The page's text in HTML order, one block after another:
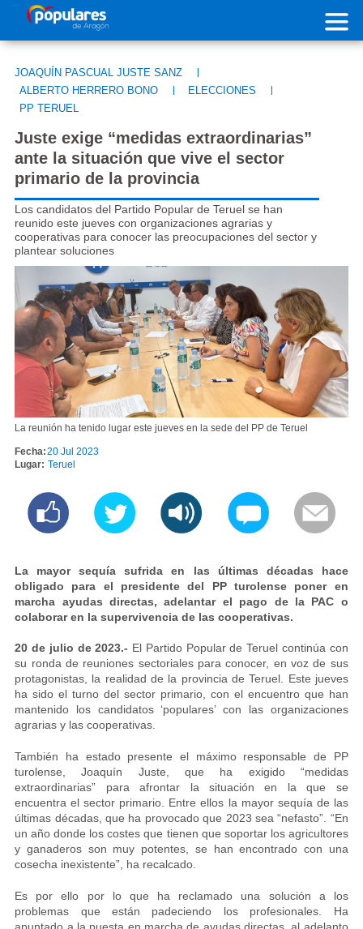
Pasar al contenido principal
JOAQUÍN PASCUAL JUSTE SANZ |
ALBERTO HERRERO BONO | ELECCIONES |
PP TERUEL
Juste exige “medidas extraordinarias”
ante la situación que vive el sector
primario de la provincia
Los candidatos del Partido Popular de Teruel se han
reunido este jueves con organizaciones agrarias y
cooperativas para conocer las preocupaciones del sector y
plantear soluciones
La reunión ha tenido lugar este jueves en la sede del PP de Teruel
Fecha:20 Jul 2023
Lugar: Teruel
La mayor sequía sufrida en las últimas décadas hace
obligado para el presidente del PP turolense poner en
marcha ayudas directas, adelantar el pago de la PAC o
colaborar en la supervivencia de las cooperativas.
20 de julio de 2023.- El Partido Popular de Teruel continúa con
su ronda de reuniones sectoriales para conocer, en voz de sus
protagonistas, la realidad de la provincia de Teruel. Este jueves
ha sido el turno del sector primario, con el encuentro que han
mantenido los candidatos ‘populares’ con las organizaciones
agrarias y las cooperativas.
También ha estado presente el máximo responsable de PP
turolense, Joaquín Juste, que ha exigido “medidas
extraordinarias” para afrontar la situación en la que se
encuentra el sector primario. Entre ellos la mayor sequía de las
últimas décadas, que ha provocado que 2023 sea “nefasto”. “En
un año donde los costes que tienen que soportar los agricultores
y ganaderos son muy potentes, se han encontrado con una
cosecha inexistente”, ha recalcado.
Es por ello por lo que ha reclamado una solución a los
problemas que están padeciendo los profesionales. Ha
apuntado a la puesta en marcha de ayudas directas, al adelanto